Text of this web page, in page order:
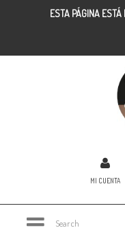
ESTA PÁGINA ESTÁ
MI CUENTA